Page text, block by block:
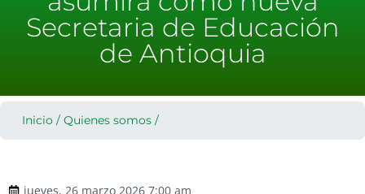
Secretaria de Educación
de Antioquia
Inicio / Quienes somos /
jueves, 26 marzo 2026 7:00 am